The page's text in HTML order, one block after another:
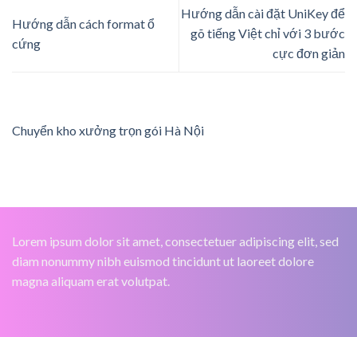
Hướng dẫn cách format ổ
cứng
Hướng dẫn cài đặt UniKey để
gõ tiếng Việt chỉ với 3 bước
cực đơn giản
Chuyển kho xưởng trọn gói Hà Nội
Lorem ipsum dolor sit amet, consectetuer adipiscing elit, sed
diam nonummy nibh euismod tincidunt ut laoreet dolore
magna aliquam erat volutpat.